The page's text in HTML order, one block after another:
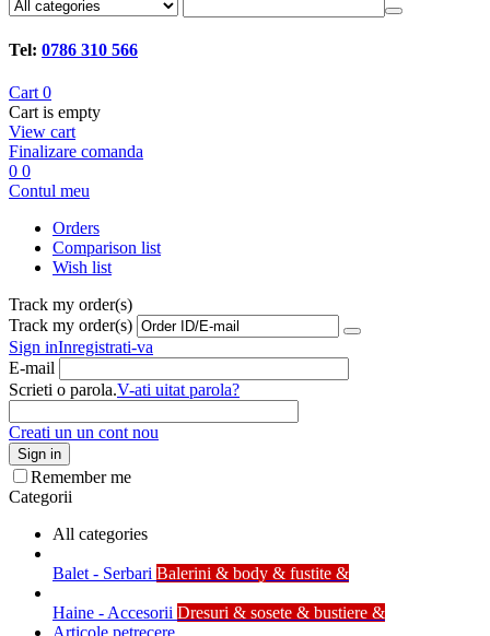
Tel: 0786 310 566
Cart 0
Cart is empty
View cart
Finalizare comanda
0 0
Contul meu
Orders
Comparison list
Wish list
Track my order(s)
Track my order(s)
Sign inInregistrati-va
E-mail
Scrieti o parola.V-ati uitat parola?
Creati un un cont nou
Sign in
Remember me
Categorii
All categories
Balet - Serbari Balerini & body & fustite &
Haine - Accesorii Dresuri & sosete & bustiere &
Articole petrecere